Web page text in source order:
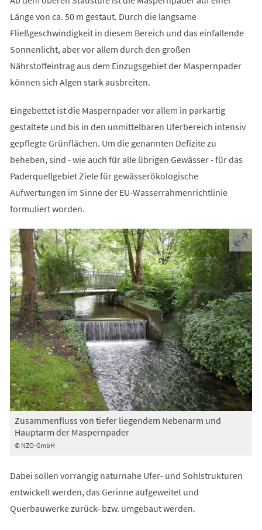
Länge von ca. 50 m gestaut. Durch die langsame
Fließgeschwindigkeit in diesem Bereich und das einfallende
Sonnenlicht, aber vor allem durch den großen
Nährstoffeintrag aus dem Einzugsgebiet der Maspernpader
können sich Algen stark ausbreiten.
Eingebettet ist die Maspernpader vor allem in parkartig
gestaltete und bis in den unmittelbaren Uferbereich intensiv
gepflegte Grünflächen. Um die genannten Defizite zu
beheben, sind - wie auch für alle übrigen Gewässer - für das
Paderquellgebiet Ziele für gewässerökologische
Aufwertungen im Sinne der EU-Wasserrahmenrichtlinie
formuliert worden.
© NZO-GmbH
Zusammenfluss von tiefer liegendem Nebenarm und
Hauptarm der Maspernpader
Dabei sollen vorrangig naturnahe Ufer- und Sohlstrukturen
entwickelt werden, das Gerinne aufgeweitet und
Querbauwerke zurück- bzw. umgebaut werden.